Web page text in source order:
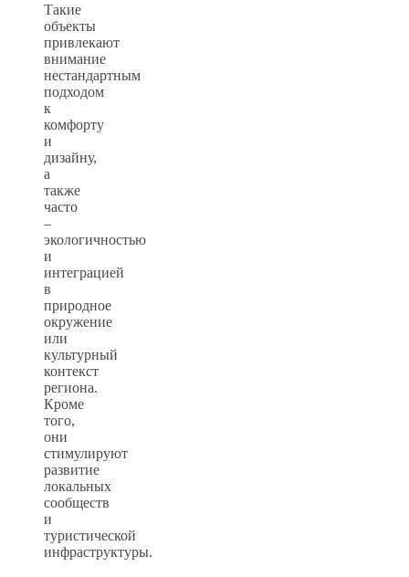
Такие
объекты
привлекают
внимание
нестандартным
подходом
к
комфорту
и
дизайну,
а
также
часто
–
экологичностью
и
интеграцией
в
природное
окружение
или
культурный
контекст
региона.
Кроме
того,
они
стимулируют
развитие
локальных
сообществ
и
туристической
инфраструктуры.